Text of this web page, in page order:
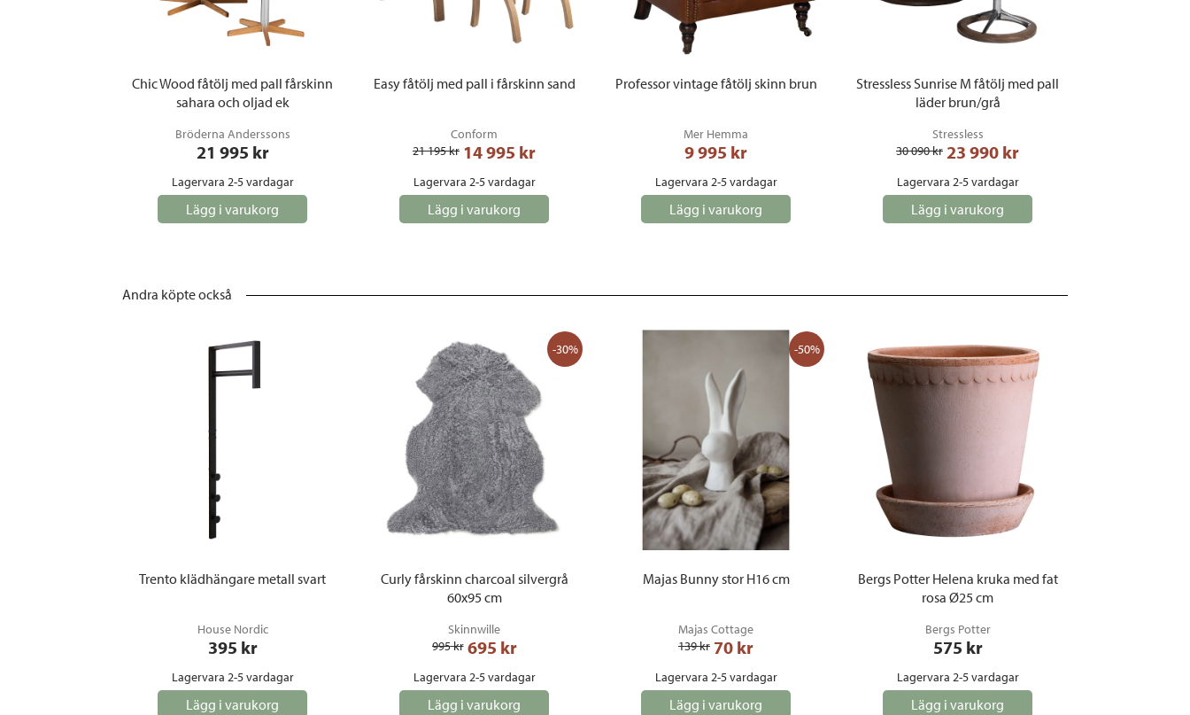
Chic Wood fåtölj med pall fårskinn
sahara och oljad ek
Bröderna Anderssons
21 995 kr
Lagervara 2-5 vardagar
Lägg i varukorg
Easy fåtölj med pall i fårskinn sand
Conform
21 195 kr 14 995 kr
Lagervara 2-5 vardagar
Lägg i varukorg
Professor vintage fåtölj skinn brun
Mer Hemma
9 995 kr
Lagervara 2-5 vardagar
Lägg i varukorg
Stressless Sunrise M fåtölj med pall
läder brun/grå
Stressless
30 090 kr 23 990 kr
Lagervara 2-5 vardagar
Lägg i varukorg
Andra köpte också
Trento klädhängare metall svart
House Nordic
395 kr
Lagervara 2-5 vardagar
Lägg i varukorg
-30%
Curly fårskinn charcoal silvergrå
60x95 cm
Skinnwille
995 kr 695 kr
Lagervara 2-5 vardagar
Lägg i varukorg
-50%
Majas Bunny stor H16 cm
Majas Cottage
139 kr 70 kr
Lagervara 2-5 vardagar
Lägg i varukorg
Bergs Potter Helena kruka med fat
rosa Ø25 cm
Bergs Potter
575 kr
Lagervara 2-5 vardagar
Lägg i varukorg